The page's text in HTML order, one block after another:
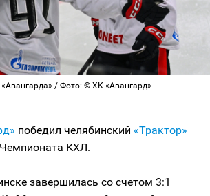
/ Фото: © ХК «Авангард»
победил челябинский «Трактор»
КХЛ.
завершилась со счетом 3:1